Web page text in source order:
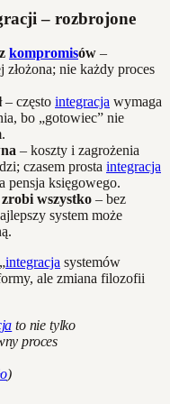
– rozbrojone
kompromisów –
nie każdy proces
– często integracja wymaga
bo „gotowiec” nie
– koszty i zagrożenia
czasem prosta integracja
pensja księgowego.
wszystko – bez
system może
integracja systemów
ale zmiana filozofii
to nie tylko
proces
)